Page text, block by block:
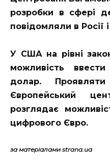
розробки в сфері
повідомляли в Росії
У США на рівні
можливість
долар.
Європейський
розглядає
цифрового Євро.
за матеріалами strana.ua